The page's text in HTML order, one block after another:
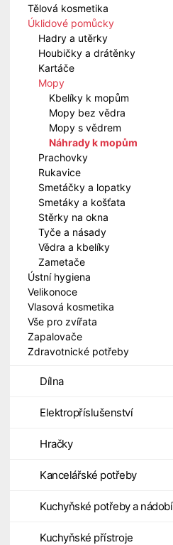
Tělová kosmetika
Úklidové pomůcky
Hadry a utěrky
Houbičky a drátěnky
Kartáče
Mopy
Kbelíky k mopům
Mopy bez vědra
Mopy s vědrem
Náhrady k mopům
Prachovky
Rukavice
Smetáčky a lopatky
Smetáky a košťata
Stěrky na okna
Tyče a násady
Vědra a kbelíky
Zametače
Ústní hygiena
Velikonoce
Vlasová kosmetika
Vše pro zvířata
Zapalovače
Zdravotnické potřeby
Dílna
Elektropříslušenství
Hračky
Kancelářské potřeby
Kuchyňské potřeby a nádobí
Kuchyňské přístroje